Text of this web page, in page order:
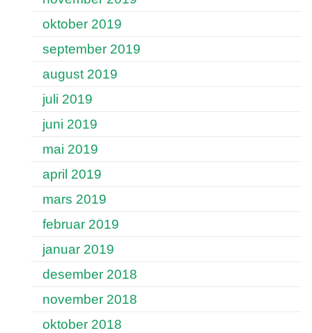
oktober 2019
september 2019
august 2019
juli 2019
juni 2019
mai 2019
april 2019
mars 2019
februar 2019
januar 2019
desember 2018
november 2018
oktober 2018